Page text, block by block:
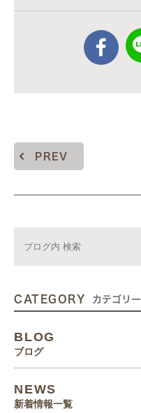
PREV
CATEGORY カテゴリー
BLOG
ブログ
NEWS
新着情報一覧